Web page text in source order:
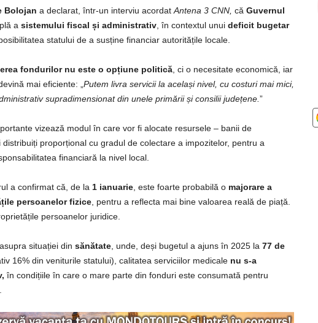
Bolojan a declarat, într-un interviu acordat Antena 3 CNN, că Guvernul
a sistemului fiscal și administrativ, în contextul unui deficit bugetar
statului de a susține financiar autoritățile locale.
fondurilor nu este o opțiune politică, ci o necesitate economică, iar
mai eficiente: „ Putem livra servicii la același nivel, cu costuri mai mici,
supradimensionat din unele primării și consilii județene. ”
vizează modul în care vor fi alocate resursele – banii de
proporțional cu gradul de colectare a impozitelor, pentru a
financiară la nivel local.
a confirmat că, de la 1 ianuarie, este foarte probabilă o majorare a
persoanelor fizice, pentru a reflecta mai bine valoarea reală de piață.
persoanelor juridice.
situației din sănătate, unde, deși bugetul a ajuns în 2025 la 77 de
16% din veniturile statului), calitatea serviciilor medicale nu s-a
în condițiile în care o mare parte din fonduri este consumată pentru